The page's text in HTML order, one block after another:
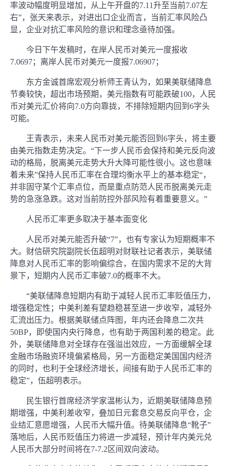
率波动幅度明显增加，从上午开盘的7.11升至当前7.07左
右”，张天来表示，对进出口企业而言，当前汇率风险凸
显，企业对抗汇率风险的意识和理念亟待加强。
今日下午发稿时，在岸人民币对美元一度报收
7.0697；离岸人民币对美元一度报7.06907；
东方金诚首席宏观分析师王青认为，如果美联储降息
节奏较快，超出市场预期，美元指数有可能跌破100，人民
币对美元汇价将向7.0方向靠拢，不排除短期内回到6字头
可能。
王青表示，未来人民币对美元能否回到6字头，将主要
由美元指数走势决定。“下一步人民币会保持和美元反向波
动的格局，脱离美元走势大升大降可能性很小。这也意味
着未来”保持人民币汇率在合理均衡水平上的基本稳定“，
并非固守某个汇率点位，而是重点防范人民币脱离美元走
势的急涨急跌。这对当前防控外部风险有着重要意义。”
人民币汇率更多取决于基本面变化
人民币对美元能否升破“7”，也有专家认为短期概率不
大。财信研究院副院长伍超明对财联社记者表示，美联储
降息对人民币汇率的影响偏综合，在国内需求不足的大背
景下，短期内人民币汇率破7.0的概率不大。
“美联储降息短期内有助于减轻人民币汇率贬值压力，
增强稳定性；中美利差有望趋稳甚至进一步收窄，减轻外
汇流出压力。根据美联储点阵图，年内还会降息二次共
50BP，即使国内央行降息，也有助于两国利差的稳定。此
外，美联储降息对全球存在强溢出效应，一方面缓解全球
金融市场融资环境偏紧格局，另一方面稳定美国国内经济
的同时，也利于全球经济增长，间接有助于人民币汇率的
稳定”，伍超明表示。
民生银行首席经济学家温彬认为，近期美联储降息预
期增强，中美利差收窄，叠加日元套息交易反向平仓，企
业结汇意愿增强，人民币大幅升值。待美联储降息“靴子”
落地后，人民币贬值压力将进一步减轻，预计年内美元兑
人民币大部分时间将在7-7.2区间双向波动。